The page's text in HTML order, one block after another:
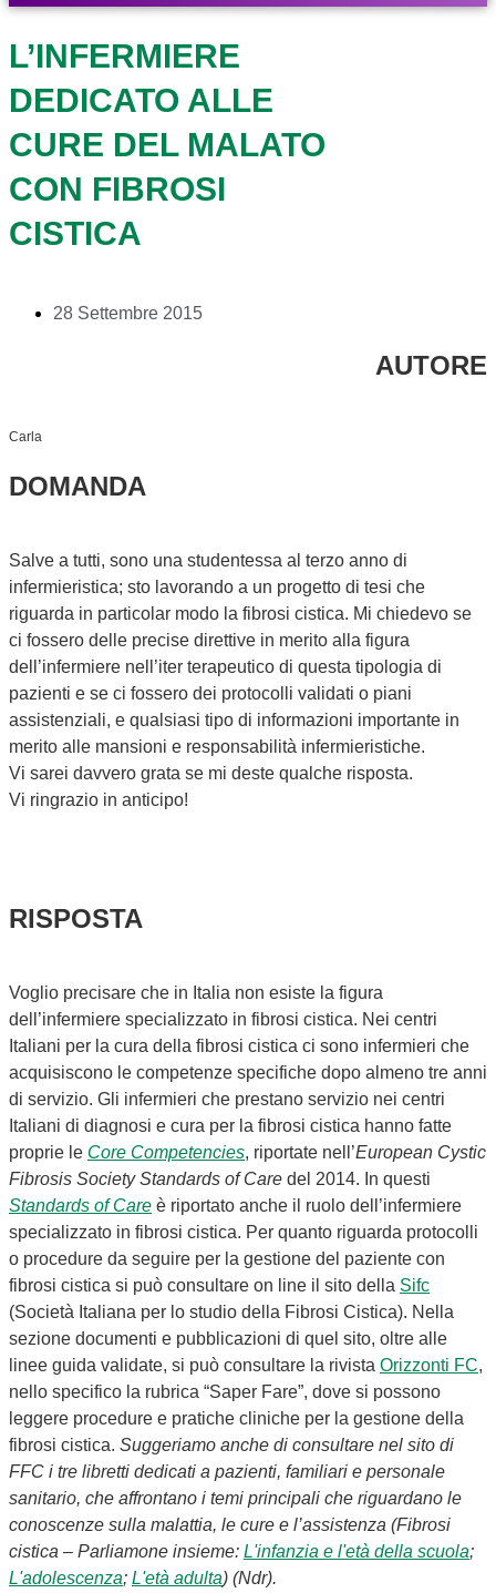
L’INFERMIERE
DEDICATO ALLE
CURE DEL MALATO
CON FIBROSI
CISTICA
28 Settembre 2015
AUTORE
Carla
DOMANDA
Salve a tutti, sono una studentessa al terzo anno di
infermieristica; sto lavorando a un progetto di tesi che
riguarda in particolar modo la fibrosi cistica. Mi chiedevo se
ci fossero delle precise direttive in merito alla figura
dell’infermiere nell’iter terapeutico di questa tipologia di
pazienti e se ci fossero dei protocolli validati o piani
assistenziali, e qualsiasi tipo di informazioni importante in
merito alle mansioni e responsabilità infermieristiche.
Vi sarei davvero grata se mi deste qualche risposta.
Vi ringrazio in anticipo!
RISPOSTA
Voglio precisare che in Italia non esiste la figura
dell’infermiere specializzato in fibrosi cistica. Nei centri
Italiani per la cura della fibrosi cistica ci sono infermieri che
acquisiscono le competenze specifiche dopo almeno tre anni
di servizio. Gli infermieri che prestano servizio nei centri
Italiani di diagnosi e cura per la fibrosi cistica hanno fatte
proprie le Core Competencies, riportate nell’European Cystic
Fibrosis Society Standards of Care del 2014. In questi
Standards of Care è riportato anche il ruolo dell’infermiere
specializzato in fibrosi cistica. Per quanto riguarda protocolli
o procedure da seguire per la gestione del paziente con
fibrosi cistica si può consultare on line il sito della Sifc
(Società Italiana per lo studio della Fibrosi Cistica). Nella
sezione documenti e pubblicazioni di quel sito, oltre alle
linee guida validate, si può consultare la rivista Orizzonti FC,
nello specifico la rubrica “Saper Fare”, dove si possono
leggere procedure e pratiche cliniche per la gestione della
fibrosi cistica. Suggeriamo anche di consultare nel sito di
FFC i tre libretti dedicati a pazienti, familiari e personale
sanitario, che affrontano i temi principali che riguardano le
conoscenze sulla malattia, le cure e l’assistenza (Fibrosi
cistica – Parliamone insieme: L'infanzia e l'età della scuola;
L'adolescenza; L'età adulta) (Ndr).